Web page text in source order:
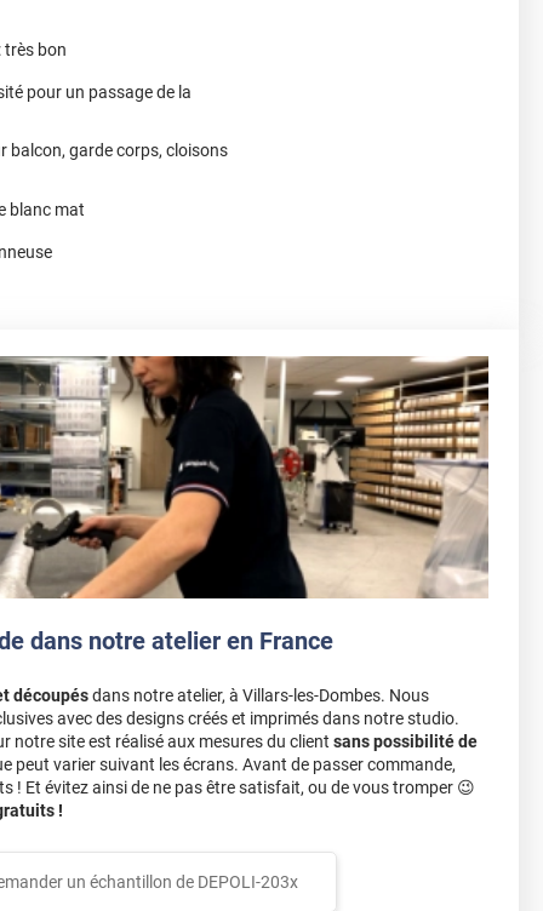
très bon
pour un passage de la
balcon, garde corps, cloisons
blanc mat
dans notre atelier en France
découpésdans notre atelier, à Villars-les-Dombes. Nous
avec des designs créés et imprimés dans notre studio.
notre site est réalisé aux mesures du client sans possibilité de
peut varier suivant les écrans. Avant de passer commande,
! Et évitez ainsi de ne pas être satisfait, ou de vous tromper 😉
!
un échantillon de DEPOLI-203x